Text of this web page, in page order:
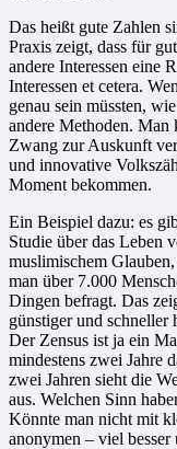
Das heißt gute Zahlen
Praxis zeigt, dass für
andere Interessen eine
Interessen et cetera.
genau sein müssten,
andere Methoden. Man
Zwang zur Auskunft
und innovative
Moment bekommen.
Ein Beispiel dazu: es
Studie über das Leben
muslimischem
man über 7.000
Dingen befragt. Das
günstiger und schneller
Der Zensus ist ja ein
mindestens zwei Jahre
zwei Jahren sieht die
aus. Welchen Sinn
Könnte man nicht mit
anonymen – viel